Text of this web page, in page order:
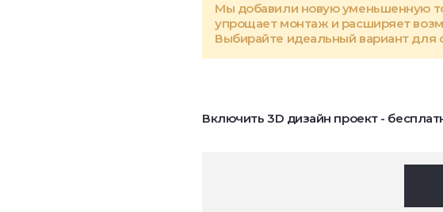
Мы добавили новую уменьшенную
упрощает монтаж и расширяет
Выбирайте идеальный вариант для
Включить 3D дизайн проект -